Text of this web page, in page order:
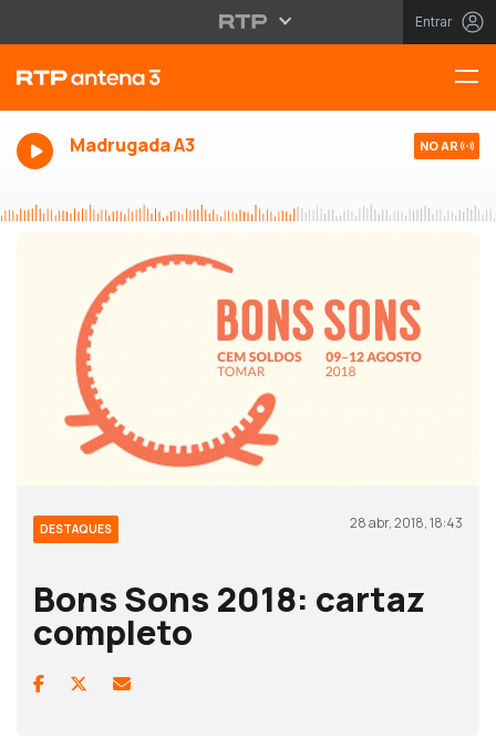
Entrar
Madrugada A3 NO AR
DESTAQUES 28 abr, 2018, 18:43
Bons Sons 2018: cartaz
completo